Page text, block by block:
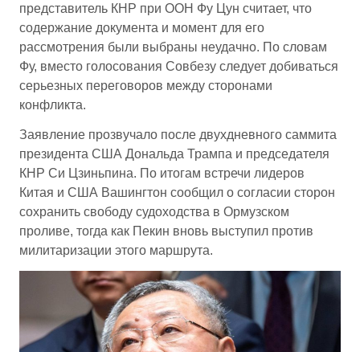
представитель КНР при ООН Фу Цун считает, что
содержание документа и момент для его
рассмотрения были выбраны неудачно. По словам
Фу, вместо голосования Совбезу следует добиваться
серьезных переговоров между сторонами
конфликта.
Заявление прозвучало после двухдневного саммита
президента США Дональда Трампа и председателя
КНР Си Цзиньпина. По итогам встречи лидеров
Китая и США Вашингтон сообщил о согласии сторон
сохранить свободу судоходства в Ормузском
проливе, тогда как Пекин вновь выступил против
милитаризации этого маршрута.